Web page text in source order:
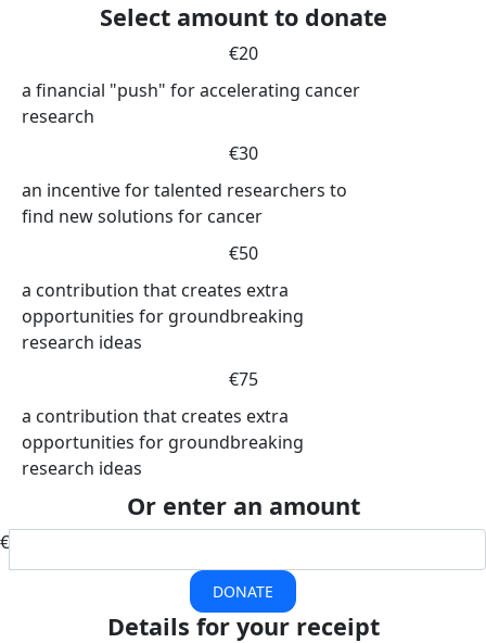
Select amount to donate
€20
a financial "push" for accelerating cancer
research
€30
an incentive for talented researchers to
find new solutions for cancer
€50
a contribution that creates extra
opportunities for groundbreaking
research ideas
€75
a contribution that creates extra
opportunities for groundbreaking
research ideas
Or enter an amount
€
DONATE
Details for your receipt